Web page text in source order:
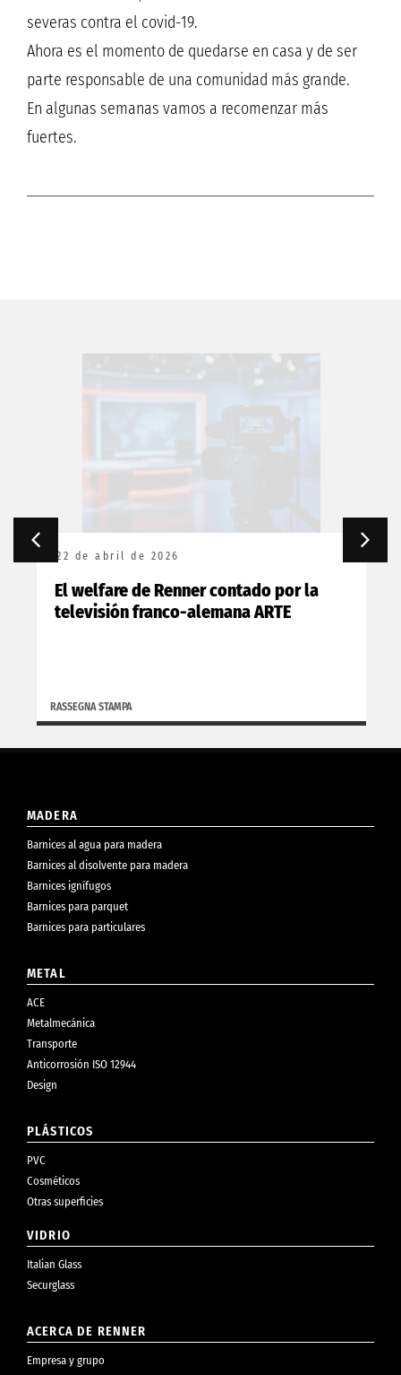
severas contra el covid-19.
Ahora es el momento de quedarse en casa y de ser
parte responsable de una comunidad más grande.
En algunas semanas vamos a recomenzar más
fuertes.
22 de abril de 2026
El welfare de Renner contado por la
televisión franco-alemana ARTE
RASSEGNA STAMPA
MADERA
Barnices al agua para madera
Barnices al disolvente para madera
Barnices ignífugos
Barnices para parquet
Barnices para particulares
METAL
ACE
Metalmecánica
Transporte
Anticorrosión ISO 12944
Design
PLÁSTICOS
PVC
Cosméticos
Otras superficies
VIDRIO
Italian Glass
Securglass
ACERCA DE RENNER
Empresa y grupo